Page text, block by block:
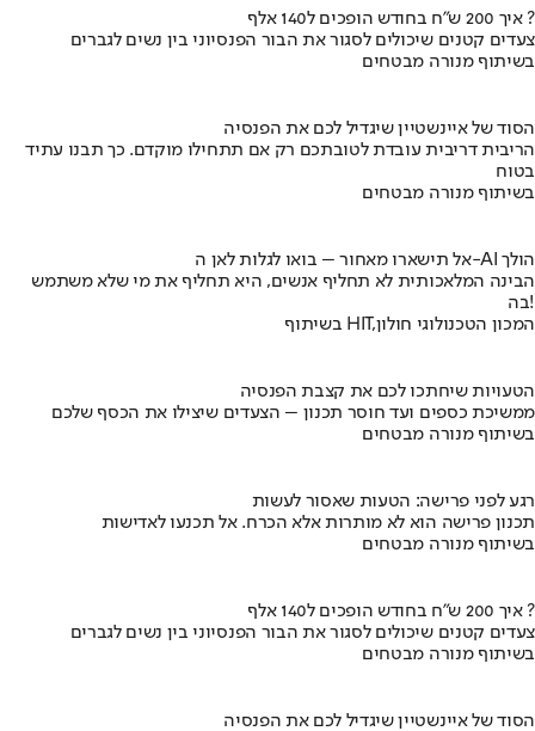
איך 200 ש"ח בחודש הופכים ל140 אלף ?
צעדים קטנים שיכולים לסגור את הבור הפנסיוני בין נשים לגברים
בשיתוף מנורה מבטחים
הסוד של איינשטיין שיגדיל לכם את הפנסיה
הריבית דריבית עובדת לטובתכם רק אם תתחילו מוקדם. כך תבנו עתיד
בטוח
בשיתוף מנורה מבטחים
אל תישארו מאחור – בואו לגלות לאן ה-AI הולך
הבינה המלאכותית לא תחליף אנשים, היא תחליף את מי שלא משתמש
בה!
בשיתוף HIT,המכון הטכנולוגי חולון
הטעויות שיחתכו לכם את קצבת הפנסיה
ממשיכת כספים ועד חוסר תכנון – הצעדים שיצילו את הכסף שלכם
בשיתוף מנורה מבטחים
רגע לפני פרישה: הטעות שאסור לעשות
תכנון פרישה הוא לא מותרות אלא הכרח. אל תכנעו לאדישות
בשיתוף מנורה מבטחים
איך 200 ש"ח בחודש הופכים ל140 אלף ?
צעדים קטנים שיכולים לסגור את הבור הפנסיוני בין נשים לגברים
בשיתוף מנורה מבטחים
הסוד של איינשטיין שיגדיל לכם את הפנסיה